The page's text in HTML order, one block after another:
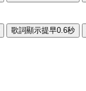
歌詞顯示提早0.6秒